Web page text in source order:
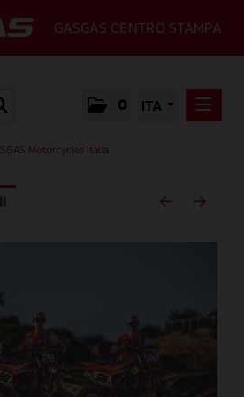
GASGAS CENTRO STAMPA
0 ITA
Motorcycles Italia